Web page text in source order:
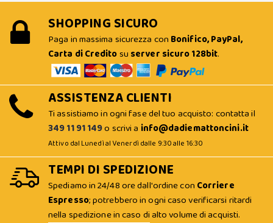
SHOPPING SICURO
Paga in massima sicurezza con Bonifico, PayPal,
Carta di Creditosu server sicuro 128bit.
ASSISTENZA CLIENTI
Ti assistiamo in ogni fase del tuo acquisto: contatta il
349 11 91 149o scrivi a info@dadiemattoncini.it
Attivo dal Lunedì al Venerdì dalle 9:30 alle 16:30
TEMPI DI SPEDIZIONE
Spediamo in 24/48 ore dall'ordine con Corriere
Espresso; potrebbero in ogni caso verificarsi ritardi
nella spedizione in caso di alto volume di acquisti.